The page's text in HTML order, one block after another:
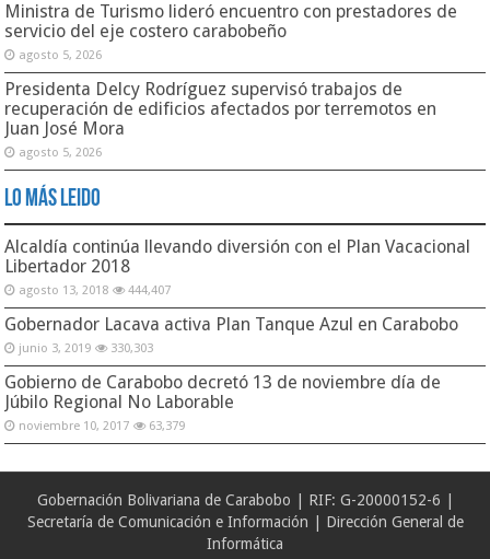
Ministra de Turismo lideró encuentro con prestadores de
servicio del eje costero carabobeño
agosto 5, 2026
Presidenta Delcy Rodríguez supervisó trabajos de
recuperación de edificios afectados por terremotos en
Juan José Mora
agosto 5, 2026
Lo Más Leido
Alcaldía continúa llevando diversión con el Plan Vacacional
Libertador 2018
agosto 13, 2018 444,407
Gobernador Lacava activa Plan Tanque Azul en Carabobo
junio 3, 2019 330,303
Gobierno de Carabobo decretó 13 de noviembre día de
Júbilo Regional No Laborable
noviembre 10, 2017 63,379
Gobernación Bolivariana de Carabobo | RIF: G-20000152-6 |
Secretaría de Comunicación e Información | Dirección General de
Informática